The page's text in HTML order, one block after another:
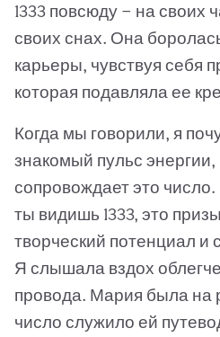
1333 повсюду — на своих
своих снах. Она
карьеры, чувствуя себя
которая подавляла ее
Когда мы говорили, я
знакомый пульс
сопровождает это число.
ты видишь 1333, это
творческий потенциал и
Я слышала вздох
провода. Мария была на
число служило ей